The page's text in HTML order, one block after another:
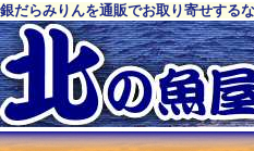
銀だらみりんを通販でお取り寄せする